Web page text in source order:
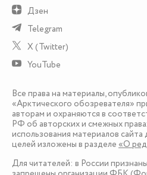
Дзен
Telegram
X (Twitter)
YouTube
Все права на материалы,
«Арктического обозревателя»
авторам и охраняются в
РФ об авторских и смежных
использования материалов
целей изложены в разделе «О
Для читателей: в России